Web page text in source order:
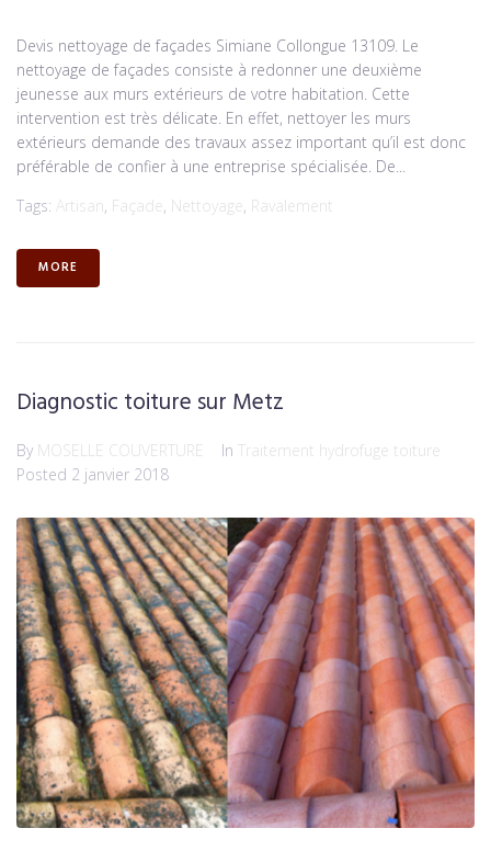
Devis nettoyage de façades Simiane Collongue 13109. Le
nettoyage de façades consiste à redonner une deuxième
jeunesse aux murs extérieurs de votre habitation. Cette
intervention est très délicate. En effet, nettoyer les murs
extérieurs demande des travaux assez important qu’il est donc
préférable de confier à une entreprise spécialisée. De...
Tags: Artisan, Façade, Nettoyage, Ravalement
MORE
Diagnostic toiture sur Metz
By MOSELLE COUVERTURE In Traitement hydrofuge toiture
Posted 2 janvier 2018